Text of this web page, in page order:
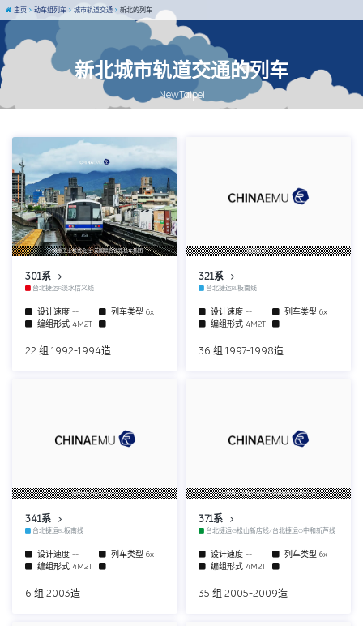
新北城市轨道交通的列车
NewTaipei
主页 动车组列车 城市轨道交通 新北的列车
川崎重工业株式会社/美国联合铁路机车集团
301系
台北捷运R淡水信义线
设计速度 -- 列车类型 6x
编组形式 4M2T
22 组 1992-1994造
德国西门子Siemens
321系
台北捷运BL板南线
设计速度 -- 列车类型 6x
编组形式 4M2T
36 组 1997-1998造
德国西门子Siemens
341系
台北捷运BL板南线
设计速度 -- 列车类型 6x
编组形式 4M2T
6 组 2003造
川崎重工业株式会社/台灣車輛股份有限公司
371系
台北捷运G松山新店线/台北捷运O中和新芦线
设计速度 -- 列车类型 6x
编组形式 4M2T
35 组 2005-2009造